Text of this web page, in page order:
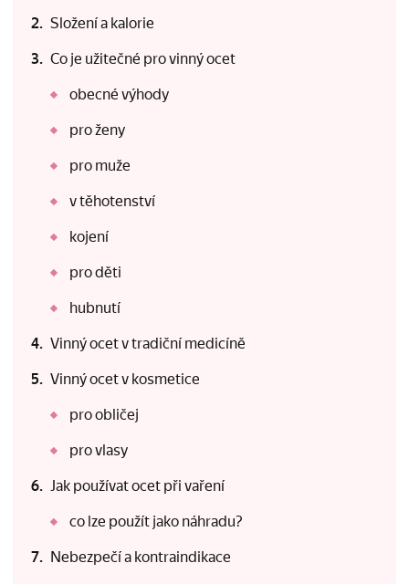
Složení a kalorie
Co je užitečné pro vinný ocet
obecné výhody
pro ženy
pro muže
v těhotenství
kojení
pro děti
hubnutí
Vinný ocet v tradiční medicíně
Vinný ocet v kosmetice
pro obličej
pro vlasy
Jak používat ocet při vaření
co lze použít jako náhradu?
Nebezpečí a kontraindikace